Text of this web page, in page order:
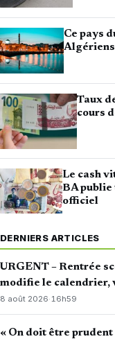
Ce pays
Taux
cours
Le cash
BA publie
officiel
DERNIERS ARTICLES
URGENT – Rentrée
modifie le calendrier,
8 août 2026·16h59
« On doit être